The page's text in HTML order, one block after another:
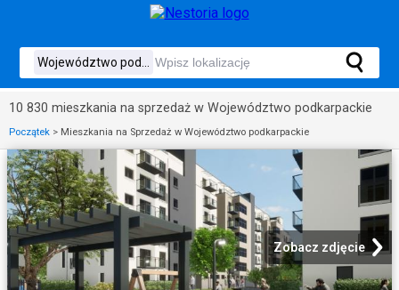
10 830 mieszkania na sprzedaż w Województwo podkarpackie
Początek > Mieszkania na Sprzedaż w Województwo podkarpackie
Zobacz zdjęcie